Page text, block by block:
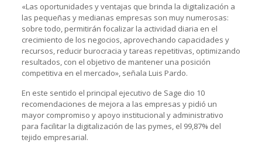
«Las oportunidades y ventajas que brinda la digitalización a
las pequeñas y medianas empresas son muy numerosas:
sobre todo, permitirán focalizar la actividad diaria en el
crecimiento de los negocios, aprovechando capacidades y
recursos, reducir burocracia y tareas repetitivas, optimizando
resultados, con el objetivo de mantener una posición
competitiva en el mercado», señala Luis Pardo.
En este sentido el principal ejecutivo de Sage dio 10
recomendaciones de mejora a las empresas y pidió un
mayor compromiso y apoyo institucional y administrativo
para facilitar la digitalización de las pymes, el 99,87% del
tejido empresarial.